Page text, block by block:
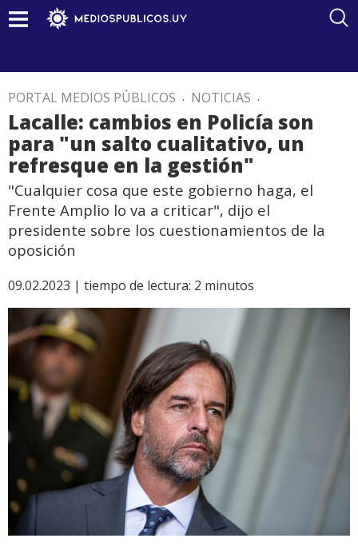
PORTAL MEDIOS PÚBLICOS . NOTICIAS .
Lacalle: cambios en Policía son
para "un salto cualitativo, un
refresque en la gestión"
"Cualquier cosa que este gobierno haga, el
Frente Amplio lo va a criticar", dijo el
presidente sobre los cuestionamientos de la
oposición
09.02.2023 | tiempo de lectura: 2 minutos